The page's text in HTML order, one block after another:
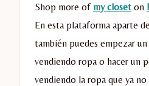
Shop more ofmy closet on
En esta plataforma aparte
también puedes empezar un
vendiendo ropa o hacer un
vendiendo la ropa que ya